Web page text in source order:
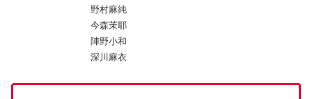
野村麻純
今森茉耶
陣野小和
深川麻衣